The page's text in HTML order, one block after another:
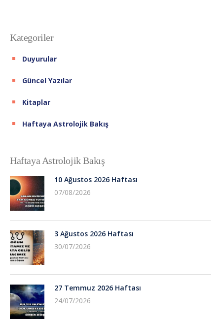
Kategoriler
Duyurular
Güncel Yazılar
Kitaplar
Haftaya Astrolojik Bakış
Haftaya Astrolojik Bakış
10 Ağustos 2026 Haftası
07/08/2026
3 Ağustos 2026 Haftası
30/07/2026
27 Temmuz 2026 Haftası
24/07/2026